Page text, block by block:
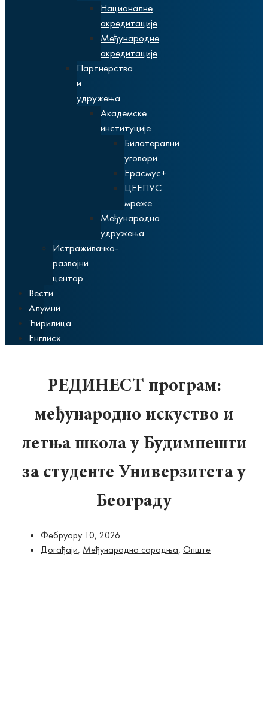
Националне
акредитације
Међународне
акредитације
Партнерства
и
удружења
Академске
институције
Билатерални
уговори
Ерасмус+
ЦЕЕПУС
мреже
Међународна
удружења
Истраживачко-
развојни
центар
Вести
Алумни
Ћирилица
Енглисх
РЕДИНЕСТ програм:
међународно искуство и
летња школа у Будимпешти
за студенте Универзитета у
Београду
Фебруарy 10, 2026
Догађаји, Међународна сарадња, Опште